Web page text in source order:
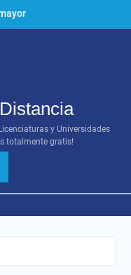
y Universidades
totalmente gratis!